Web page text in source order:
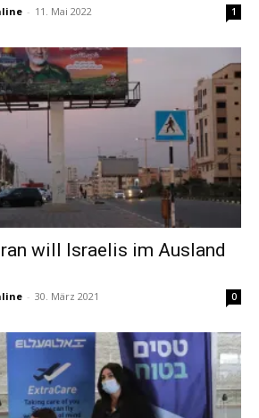
- 11. Mai 2022 1
will Israelis im Ausland
- 30. März 2021 0